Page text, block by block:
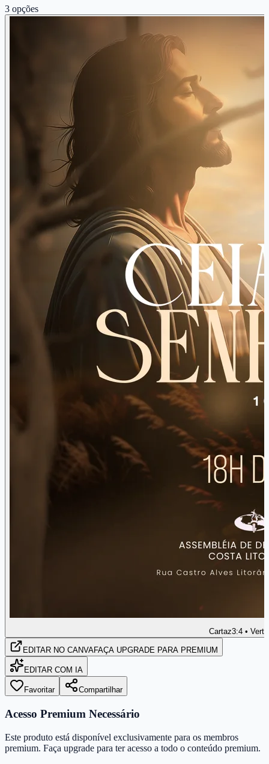
3 opções
Cartaz3:4 •
EDITAR NO CANVAFAÇA UPGRADE PARA PREMIUM
EDITAR COM IA
Favoritar Compartilhar
Acesso Premium Necessário
Este produto está disponível exclusivamente para os membros
premium. Faça upgrade para ter acesso a todo o conteúdo premium.